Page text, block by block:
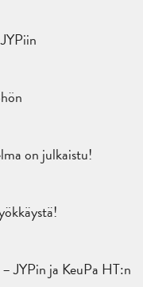
on julkaistu!
JYPin ja KeuPa HT:n